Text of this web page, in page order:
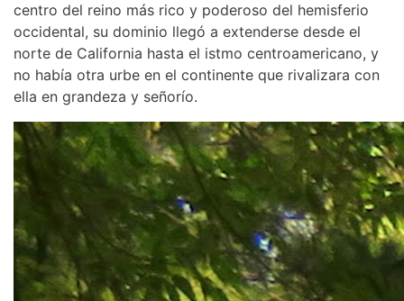
centro del reino más rico y poderoso del hemisferio
occidental, su dominio llegó a extenderse desde el
norte de California hasta el istmo centroamericano, y
no había otra urbe en el continente que rivalizara con
ella en grandeza y señorío.